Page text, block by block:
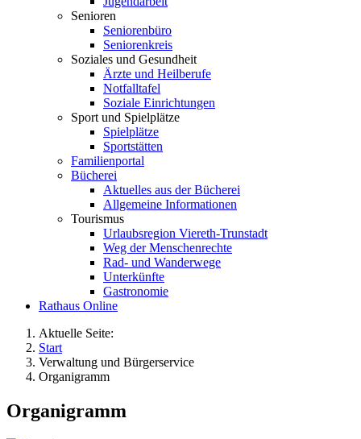
Senioren
Seniorenbüro
Seniorenkreis
Soziales und Gesundheit
Ärzte und Heilberufe
Notfalltafel
Soziale Einrichtungen
Sport und Spielplätze
Spielplätze
Sportstätten
Familienportal
Bücherei
Aktuelles aus der Bücherei
Allgemeine Informationen
Tourismus
Urlaubsregion Viereth-Trunstadt
Weg der Menschenrechte
Rad- und Wanderwege
Unterkünfte
Gastronomie
Rathaus Online
Aktuelle Seite:
Start
Verwaltung und Bürgerservice
Organigramm
Organigramm